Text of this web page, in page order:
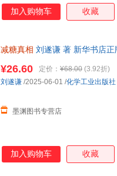
加入购物车 收藏
减糖真相 刘遂谦 著 新华书店
¥26.60 定价： ¥68.00 (3.92折)
墨渊图书专营店
刘遂谦 /2025-06-01 /化学工业出版社
加入购物车 收藏